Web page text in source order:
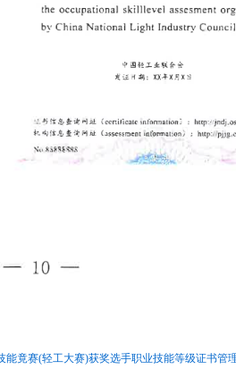
能竟赛(轻工大赛)获奖选手职业技能等级证书管